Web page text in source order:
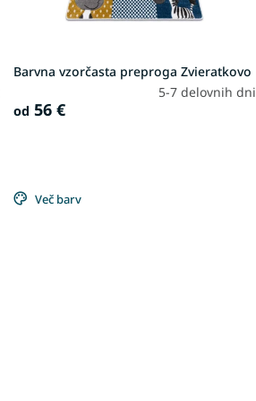
Barvna vzorčasta preproga Zvieratkovo
5-7 delovnih dni
od 56 €
Več barv